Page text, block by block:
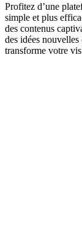
Profitez d’une
simple et plus
des contenus
des idées
transforme votre